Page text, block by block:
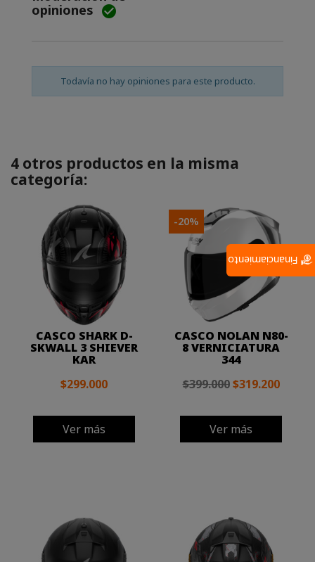
opiniones 
Todavía no hay opiniones para este producto.
4 otros productos en la misma
categoría:
CASCO SHARK D-
SKWALL 3 SHIEVER
KAR
$299.000
Ver más
CASCO NOLAN N80-
8 VERNICIATURA
344
$399.000 $319.200
Ver más
-20%
Financiamiento